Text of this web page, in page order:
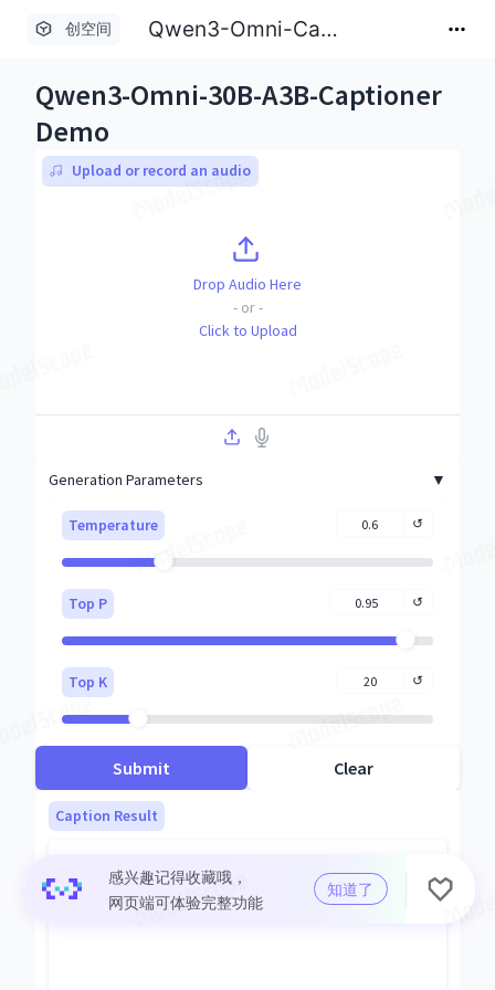
创空间 Qwen3-Omni-Captioner-Demo
感兴趣记得收藏哦，
网页端可体验完整功能
知道了